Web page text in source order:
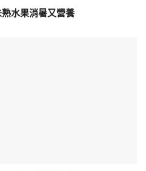
水果消暑又營養